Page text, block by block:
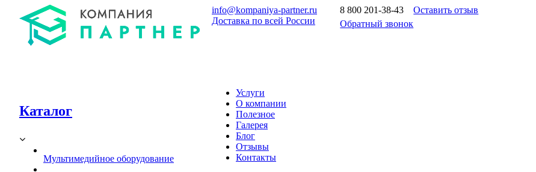
info@kompaniya-partner.ru
Доставка по всей России
8 800 201-38-43
Обратный звонок
Оставить отзыв
Каталог
Мультимедийное оборудование
Услуги
О компании
Полезное
Галерея
Блог
Отзывы
Контакты